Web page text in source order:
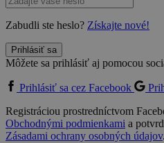
Zabudli ste heslo? Získajte nové!
Prihlásiť sa
Môžete sa prihlásiť aj pomocou
Prihlásiť sa cez Facebook
Registráciou prostredníctvom
Obchodnými podmienkami a
Zásadami ochrany osobných údajov.